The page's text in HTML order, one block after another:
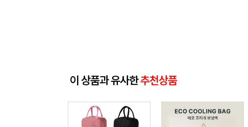
이 상품과 유사한추천상품